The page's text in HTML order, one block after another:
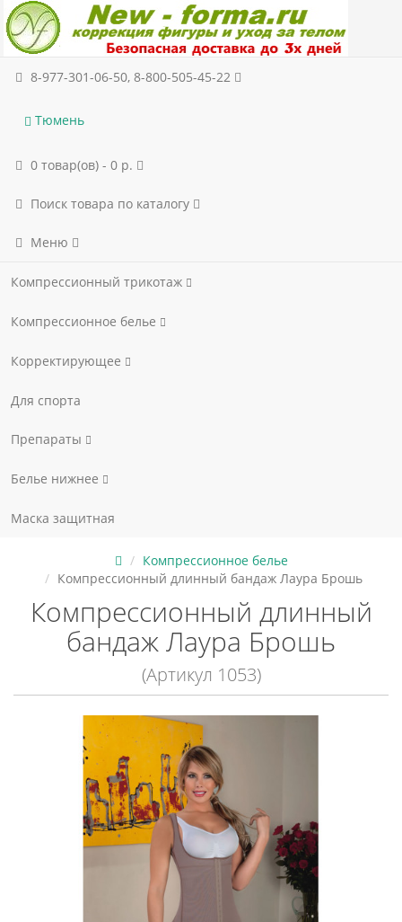
8-977-301-06-50, 8-800-505-45-22
Тюмень
0 товар(ов) - 0 р.
Поиск товара по каталогу
Меню
Компрессионный трикотаж
Компрессионное белье
Корректирующее
Для спорта
Препараты
Белье нижнее
Маска защитная
Компрессионное белье
Компрессионный длинный бандаж Лаура Брошь
Компрессионный длинный
бандаж Лаура Брошь
(Артикул 1053)